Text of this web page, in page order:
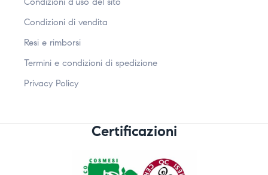
Condizioni di vendita
Resi e rimborsi
Termini e condizioni di spedizione
Privacy Policy
Certificazioni